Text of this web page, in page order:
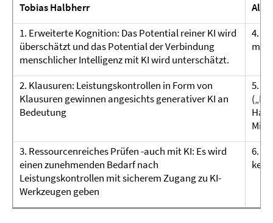
Tobias Halbherr
1. Erweiterte Kognition: Das Potential reiner KI wird
überschätzt und das Potential der Verbindung
menschlicher Intelligenz mit KI wird unterschätzt.
4.
2. Klausuren: Leistungskontrollen in Form von
Klausuren gewinnen angesichts generativer KI an
Bedeutung
5.
3. Ressourcenreiches Prüfen -auch mit KI: Es wird
einen zunehmenden Bedarf nach
Leistungskontrollen mit sicherem Zugang zu KI-
Werkzeugen geben
6. In